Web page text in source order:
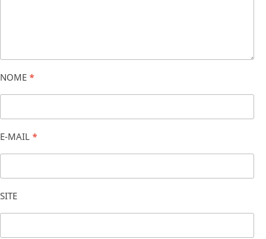
NOME *
E-MAIL *
SITE